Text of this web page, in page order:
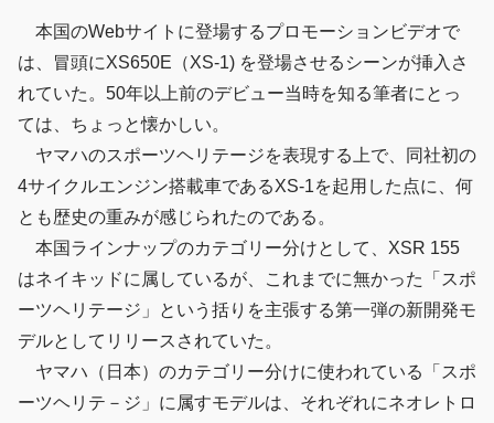
本国のWebサイトに登場するプロモーションビデオで
は、冒頭にXS650E（XS-1) を登場させるシーンが挿入さ
れていた。50年以上前のデビュー当時を知る筆者にとっ
ては、ちょっと懐かしい。
ヤマハのスポーツヘリテージを表現する上で、同社初の
4サイクルエンジン搭載車であるXS-1を起用した点に、何
とも歴史の重みが感じられたのである。
本国ラインナップのカテゴリー分けとして、XSR 155
はネイキッドに属しているが、これまでに無かった「スポ
ーツヘリテージ」という括りを主張する第一弾の新開発モ
デルとしてリリースされていた。
ヤマハ（日本）のカテゴリー分けに使われている「スポ
ーツヘリテ－ジ」に属すモデルは、それぞれにネオレトロ